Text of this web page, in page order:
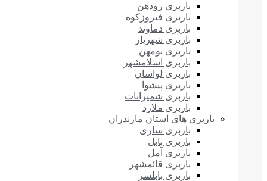
باربری رودهن
باربری فیروزکوه
باربری دماوند
باربری شهریار
باربری بومهن
باربری اسلامشهر
باربری لواسان
باربری پیشوا
باربری شمیرانات
باربری ملارد
باربری های استان مازندران
باربری ساری
باربری بابل
باربری آمل
باربری قائمشهر
باربری بابلسر